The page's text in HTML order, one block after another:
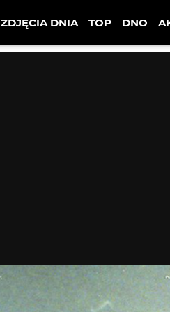
ZDJĘCIA DNIA TOP DNO